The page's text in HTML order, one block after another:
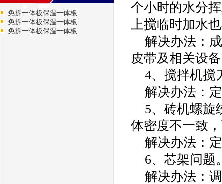
免拆一体板保温一体板
免拆一体板保温一体板
免拆一体板保温一体板
个小时的水分
上搅临时加水
解决办法：
皮带及相关设
4、搅拌机搅
解决办法：
5、砖机螺旋
体密度不一致
解决办法：
6、芯架问题
解决办法：